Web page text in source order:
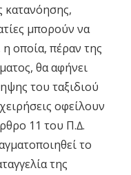
κατανόησης,
µπορούν να
οποία, πέραν της
θα αφήνει
του ταξιδιού
οφείλουν
11 του Π.∆.
το
της